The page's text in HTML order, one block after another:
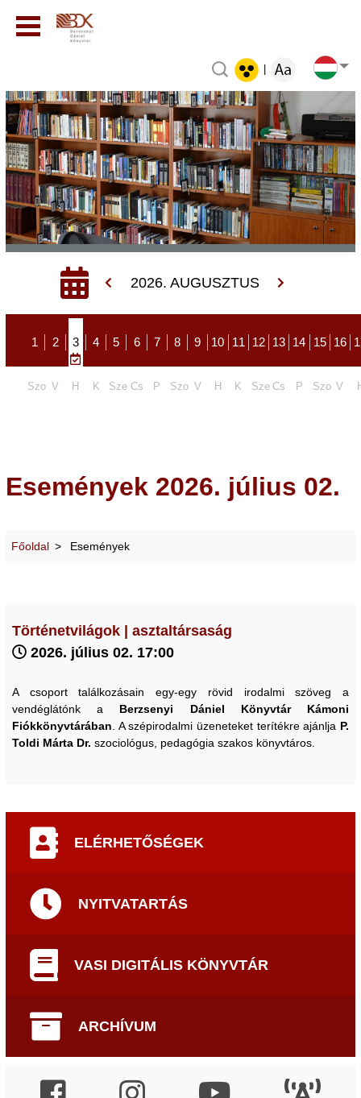
2026. AUGUSZTUS
1 2 3 4 5 6 7 8 9 10 11 12 13 14 15 16
Szo V H K Sze Cs P Szo V H K Sze Cs P Szo V
Események 2026. július 02.
Főoldal Események
Történetvilágok | asztaltársaság
2026. július 02. 17:00
A csoport találkozásain egy-egy rövid irodalmi szöveg a
vendéglátónk a Berzsenyi Dániel Könyvtár Kámoni
Fiókkönyvtárában . A szépirodalmi üzeneteket terítékre ajánlja P.
Toldi Márta Dr. szociológus, pedagógia szakos könyvtáros.
ELÉRHETŐSÉGEK
NYITVATARTÁS
VASI DIGITÁLIS KÖNYVTÁR
ARCHÍVUM